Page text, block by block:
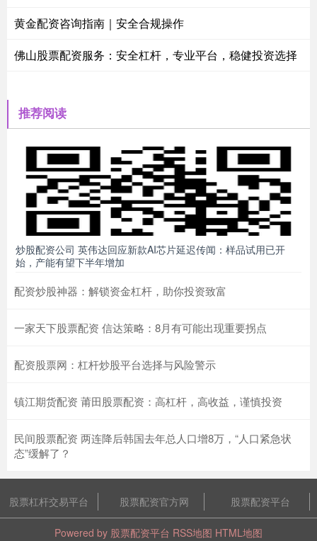
黄金配资咨询指南｜安全合规操作
佛山股票配资服务：安全杠杆，专业平台，稳健投资选择
推荐阅读
炒股配资公司 英伟达回应新款AI芯片延迟传闻：样品试用已开
始，产能有望下半年增加
配资炒股神器：解锁资金杠杆，助你投资致富
一家天下股票配资 信达策略：8月有可能出现重要拐点
配资股票网：杠杆炒股平台选择与风险警示
镇江期货配资 莆田股票配资：高杠杆，高收益，谨慎投资
民间股票配资 两连降后韩国去年总人口增8万，“人口紧急状
态”缓解了？
股票杠杆交易平台 股票配资官方网 股票配资平台
Powered by 股票配资平台 RSS地图 HTML地图